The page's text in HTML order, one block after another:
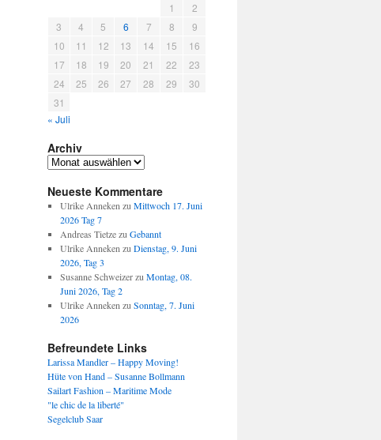
1
2
3
4 5 6 7 8
9
10
11 12 13 14 15
16
17
18 19 20 21 22
23
24
25 26 27 28 29
30
31
« Juli
Archiv
Archiv
Neueste Kommentare
Ulrike AnnekenzuMittwoch 17. Juni
2026 Tag 7
Andreas TietzezuGebannt
Ulrike AnnekenzuDienstag, 9. Juni
2026, Tag 3
Susanne SchweizerzuMontag, 08.
Juni 2026, Tag 2
Ulrike AnnekenzuSonntag, 7. Juni
2026
Befreundete Links
Larissa Mandler – Happy Moving!
Hüte von Hand – Susanne Bollmann
Sailart Fashion – Maritime Mode
"le chic de la liberté"
Segelclub Saar